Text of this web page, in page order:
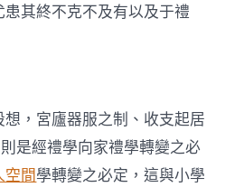
其終不克不及有以及于禮
，宮廬器服之制、收支起居
是經禮學向家禮學轉變之必
空間學轉變之必定，這與小學